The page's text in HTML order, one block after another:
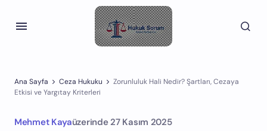
Ana Sayfa Ceza Hukuku
Zorunluluk Hali Nedir? Şartları, Cezaya
Etkisi ve Yargıtay Kriterleri
Mehmet Kayaüzerinde 27 Kasım 2025